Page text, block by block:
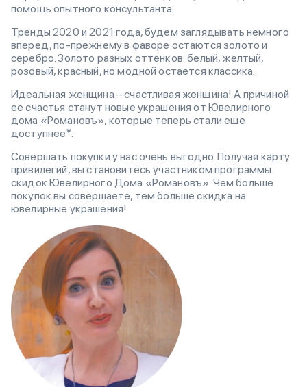
помощь опытного консультанта.
Тренды 2020 и 2021 года, будем заглядывать немного
вперед, по-прежнему в фаворе остаются золото и
серебро. Золото разных оттенков: белый, желтый,
розовый, красный, но модной остается классика.
Идеальная женщина – счастливая женщина! А причиной
ее счастья станут новые украшения от Ювелирного
дома «Романовъ», которые теперь стали еще
доступнее*.
Совершать покупки у нас очень выгодно. Получая карту
привилегий, вы становитесь участником программы
скидок Ювелирного Дома «Романовъ». Чем больше
покупок вы совершаете, тем больше скидка на
ювелирные украшения!